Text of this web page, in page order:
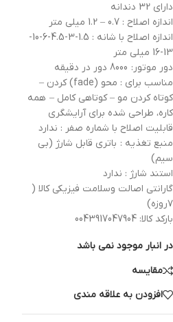
دارای 32 دندانه
اندازه اصلاح : 0.7 – 1.2 میلی متر
اندازه اصلاح با شانه : 1.5-3-4.5-6-10-
13-16 میلی متر
دور موتور: 8000 دور در دقیقه
مناسب برای : محو (fade) کردن –
کوتاه کردن مو – کوتاهی کامل – همه
کاره، طراحی شده برای آرایشگری
قابلیت اصلاح با شماره صفر : ندارد
منبع تغذیه : باتری قابل شارژ (بی
سیم)
استند شارژ : ندارد
گارانتی اصالت وسلامت فیزیکی کالا (
۷روزه)
بارکد کالا: 0043917047904
در انبار موجود نمی باشد
مقایسه
افزودن به علاقه مندی